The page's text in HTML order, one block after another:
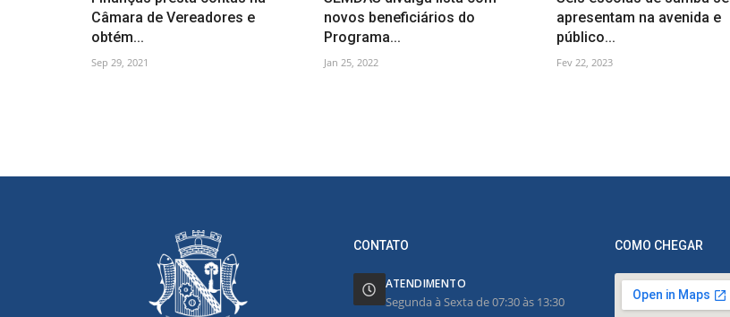
Câmara de Vereadores e
obtém...
Sep 29, 2021
novos beneficiários do
Programa...
Jan 25, 2022
apresentam na avenida e
público...
Fev 22, 2023
CONTATO
ATENDIMENTO
Segunda à Sexta de 07:30 às 13:30
COMO CHEGAR